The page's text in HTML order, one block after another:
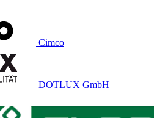
Cimco
DOTLUX GmbH